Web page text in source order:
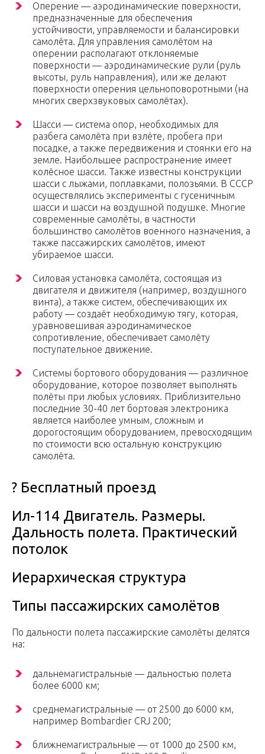
Оперение — аэродинамические поверхности,
предназначенные для обеспечения
устойчивости, управляемости и балансировки
самолёта. Для управления самолётом на
оперении располагают отклоняемые
поверхности — аэродинамические рули (руль
высоты, руль направления), или же делают
поверхности оперения цельноповоротными (на
многих сверхзвуковых самолётах).
Шасси — система опор, необходимых для
разбега самолёта при взлёте, пробега при
посадке, а также передвижения и стоянки его на
земле. Наибольшее распространение имеет
колёсное шасси. Также известны конструкции
шасси с лыжами, поплавками, полозьями. В СССР
осуществлялись эксперименты с гусеничным
шасси и шасси на воздушной подушке. Многие
современные самолёты, в частности
большинство самолётов военного назначения, а
также пассажирских самолётов, имеют
убираемое шасси.
Силовая установка самолёта, состоящая из
двигателя и движителя (например, воздушного
винта), а также систем, обеспечивающих их
работу — создаёт необходимую тягу, которая,
уравновешивая аэродинамическое
сопротивление, обеспечивает самолёту
поступательное движение.
Системы бортового оборудования — различное
оборудование, которое позволяет выполнять
полёты при любых условиях. Приблизительно
последние 30-40 лет бортовая электроника
является наиболее умным, сложным и
дорогостоящим оборудованием, превосходящим
по стоимости всю остальную конструкцию
самолёта.
? Бесплатный проезд
Ил-114 Двигатель. Размеры.
Дальность полета. Практический
потолок
Иерархическая структура
Типы пассажирских самолётов
По дальности полета пассажирские самолёты делятся
на:
дальнемагистральные — дальностью полета
более 6000 км;
среднемагистральные — от 2500 до 6000 км,
например Bombardier CRJ 200;
ближнемагистральные — от 1000 до 2500 км,